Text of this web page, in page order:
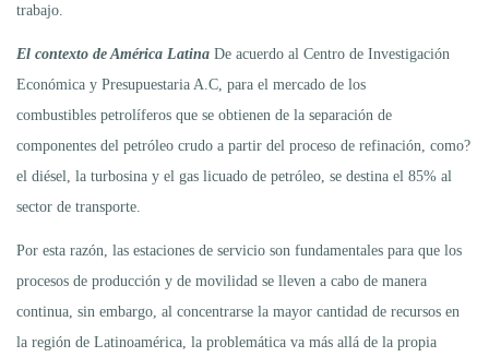
trabajo.
El contexto de América Latina De acuerdo al Centro de Investigación
Económica y Presupuestaria A.C, para el mercado de los
combustibles petrolíferos que se obtienen de la separación de
componentes del petróleo crudo a partir del proceso de refinación, como?
el diésel, la turbosina y el gas licuado de petróleo, se destina el 85% al
sector de transporte.
Por esta razón, las estaciones de servicio son fundamentales para que los
procesos de producción y de movilidad se lleven a cabo de manera
continua, sin embargo, al concentrarse la mayor cantidad de recursos en
la región de Latinoamérica, la problemática va más allá de la propia